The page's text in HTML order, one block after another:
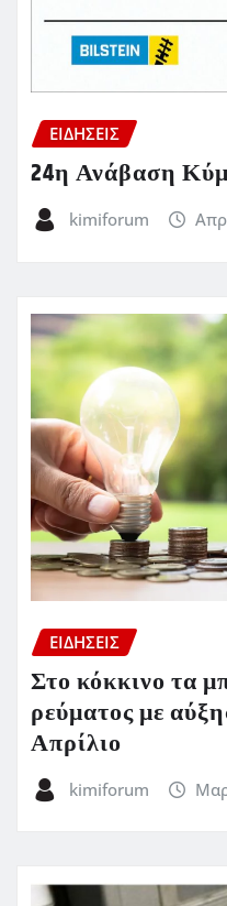
ΕΙΔΗΣΕΙΣ
24η Ανάβαση
kimiforum
ΕΙΔΗΣΕΙΣ
Στο κόκκινο τα
ρεύματος με
Απρίλιο
kimiforum